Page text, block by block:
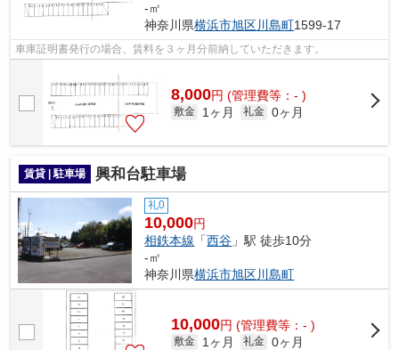
-㎡
神奈川県横浜市旭区川島町1599-17
車庫証明書発行の場合、賃料を３ヶ月分前納していただきます。
8,000円 (管理費等：- )
敷金 1ヶ月 礼金 0ヶ月
賃貸 | 駐車場 興和台駐車場
礼0
10,000円
相鉄本線 「西谷 」駅 徒歩10分
-㎡
神奈川県横浜市旭区川島町
10,000円 (管理費等：- )
敷金 1ヶ月 礼金 0ヶ月